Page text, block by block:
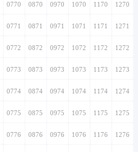
0770 0870 0970 1070 1170 1270
0771 0871 0971 1071 1171 1271
0772 0872 0972 1072 1172 1272
0773 0873 0973 1073 1173 1273
0774 0874 0974 1074 1174 1274
0775 0875 0975 1075 1175 1275
0776 0876 0976 1076 1176 1276